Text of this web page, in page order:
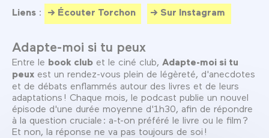
Liens : Écouter Torchon Sur Instagram
Adapte-moi si tu peux
Entre le book club et le ciné club, Adapte-moi si tu
peux est un rendez-vous plein de légèreté, d'anecdotes
et de débats enflammés autour des livres et de leurs
adaptations ! Chaque mois, le podcast publie un nouvel
épisode d'une durée moyenne d'1h30, afin de répondre
à la question cruciale : a-t-on préféré le livre ou le film ?
Et non, la réponse ne va pas toujours de soi !